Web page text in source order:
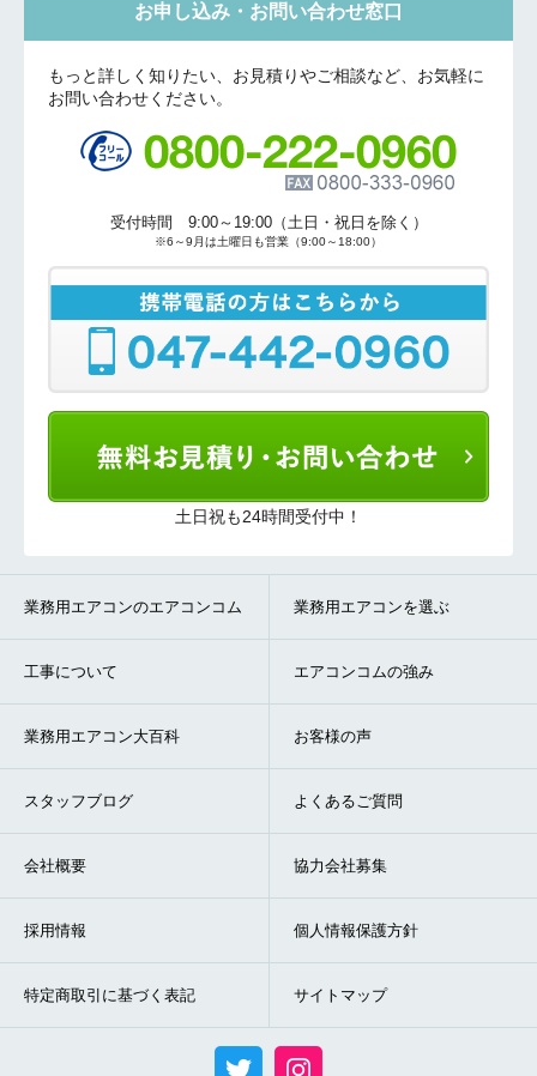
お申し込み・お問い合わせ窓口
もっと詳しく知りたい、お見積りやご相談など、お気軽に
お問い合わせください。
受付時間 9:00～19:00（土日・祝日を除く）
※6～9月は土曜日も営業（9:00～18:00）
土日祝も24時間受付中！
業務用エアコンのエアコンコム 業務用エアコンを選ぶ
工事について エアコンコムの強み
業務用エアコン大百科 お客様の声
スタッフブログ よくあるご質問
会社概要 協力会社募集
採用情報 個人情報保護方針
特定商取引に基づく表記 サイトマップ